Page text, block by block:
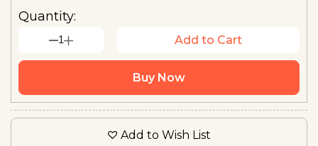
Quantity:
1 Add to Cart
Buy Now
Add to Wish List